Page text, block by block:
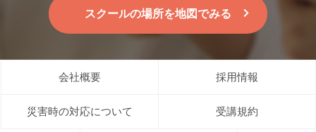
スクールの場所を地図でみる
会社概要 採用情報
災害時の対応について 受講規約